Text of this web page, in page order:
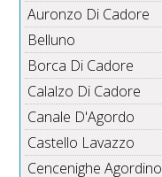
Auronzo Di Cadore
Belluno
Borca Di Cadore
Calalzo Di Cadore
Canale D'Agordo
Castello Lavazzo
Cencenighe Agordino